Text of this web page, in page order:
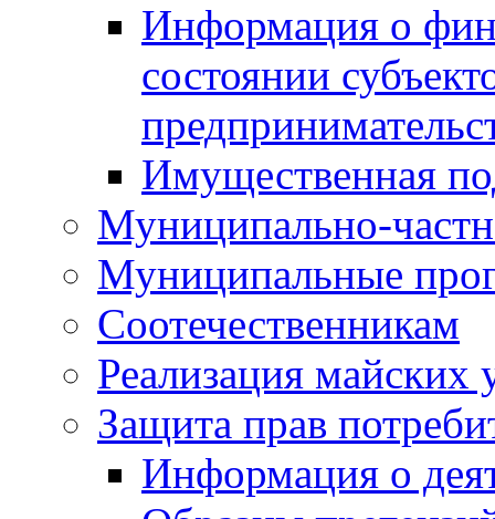
Информация о
состоянии
Имущественная
Муниципально-
Муниципальные
Соотечественникам
Реализация майских
Защита прав
Информация о